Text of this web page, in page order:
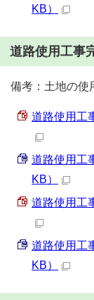
KB）
道路使用工事
備考：土地の使
道路使用工
道路使用工
KB）
道路使用工
道路使用工
KB）